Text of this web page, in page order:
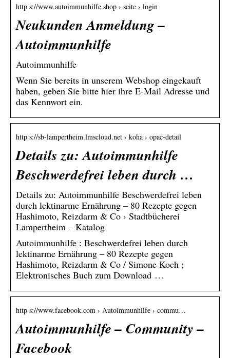
http s://www.autoimmunhilfe.shop › seite › login
Neukunden Anmeldung –
Autoimmunhilfe
Autoimmunhilfe
Wenn Sie bereits in unserem Webshop eingekauft
haben, geben Sie bitte hier ihre E-Mail Adresse und
das Kennwort ein.
http s://sb-lampertheim.lmscloud.net › koha › opac-detail
Details zu: Autoimmunhilfe
Beschwerdefrei leben durch …
Details zu: Autoimmunhilfe Beschwerdefrei leben
durch lektinarme Ernährung – 80 Rezepte gegen
Hashimoto, Reizdarm & Co › Stadtbücherei
Lampertheim – Katalog
Autoimmunhilfe : Beschwerdefrei leben durch
lektinarme Ernährung – 80 Rezepte gegen
Hashimoto, Reizdarm & Co / Simone Koch ;
Elektronisches Buch zum Download …
http s://www.facebook.com › Autoimmunhilfe › commu…
Autoimmunhilfe – Community –
Facebook